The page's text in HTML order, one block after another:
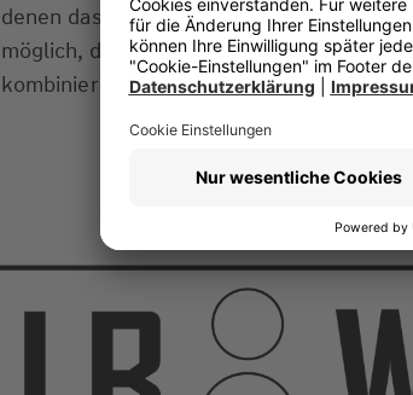
denen das Auto zugelassen ist z. B. 05
möglich, das saisonale Kennzeichen
kombinieren. Dadurch ergeben sich